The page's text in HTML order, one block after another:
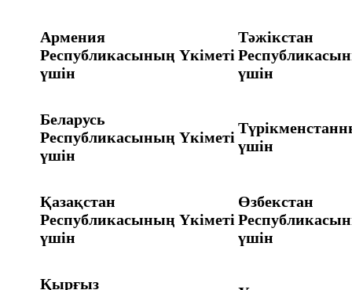
Армения
Республикасының Үкіметі
үшін
Тәжікстан
үшін
Беларусь
Республикасының Үкіметі
үшін
үшін
Қазақстан
Республикасының Үкіметі
үшін
Өзбекстан
үшін
Қырғыз